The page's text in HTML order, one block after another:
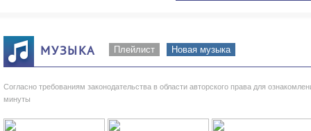
МУЗЫКА Плейлист Новая музыка
Согласно требованиям законодательства в области авторского права для
минуты